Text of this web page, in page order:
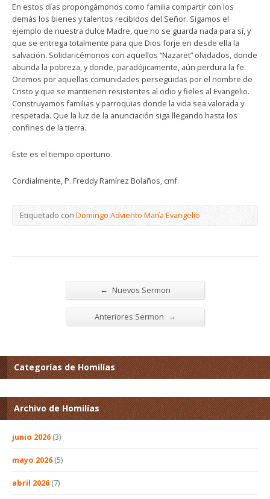
En estos días propongámonos como familia compartir con los
demás los bienes y talentos recibidos del Señor. Sigamos el
ejemplo de nuestra dulce Madre, que no se guarda nada para sí, y
que se entrega totalmente para que Dios forje en desde ella la
salvación. Solidaricémonos con aquellos “Nazaret” olvidados, donde
abunda la pobreza, y donde, paradójicamente, aún perdura la fe.
Oremos por aquellas comunidades perseguidas por el nombre de
Cristo y que se mantienen resistentes al odio y fieles al Evangelio.
Construyamos familias y parroquias donde la vida sea valorada y
respetada. Que la luz de la anunciación siga llegando hasta los
confines de la tierra.
Este es el tiempo oportuno.
Cordialmente, P. Freddy Ramírez Bolaños, cmf.
Etiquetado conDomingo Adviento María Evangelio
← Nuevos Sermon
Anteriores Sermon →
Categorías de Homilías
Archivo de Homilías
junio 2026 (3)
mayo 2026 (5)
abril 2026 (7)